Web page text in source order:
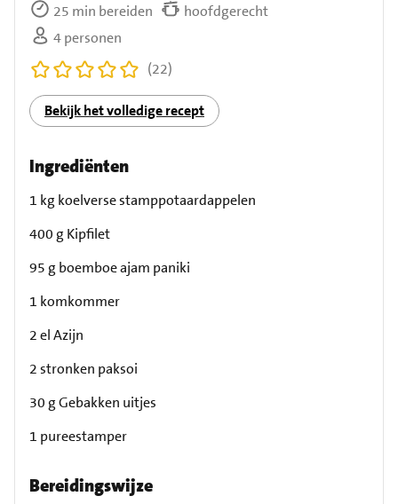
25 min bereiden
hoofdgerecht
4 personen
(22)
Bekijk het volledige recept
Ingrediënten
1 kg koelverse stamppotaardappelen
400 g Kipfilet
95 g boemboe ajam paniki
1 komkommer
2 el Azijn
2 stronken paksoi
30 g Gebakken uitjes
1 pureestamper
Bereidingswijze